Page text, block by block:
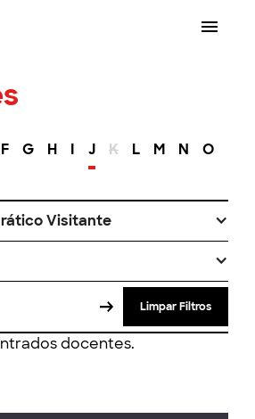
F G H I J K L M N O
Visitante
Limpar Filtros
docentes.